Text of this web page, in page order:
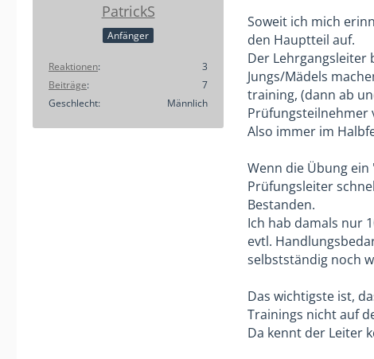
PatrickS
Anfänger
Reaktionen
3
Beiträge
7
Geschlecht
Männlich
Soweit ich mich
den Hauptteil auf.
Der Lehrgangsleiter
Jungs/Mädels
training, (dann ab
Prüfungsteilnehmer
Also immer im
Wenn die Übung
Prüfungsleiter
Bestanden.
Ich hab damals nur
evtl.
selbstständig noch
Das wichtigste ist,
Trainings nicht auf
Da kennt der Leiter